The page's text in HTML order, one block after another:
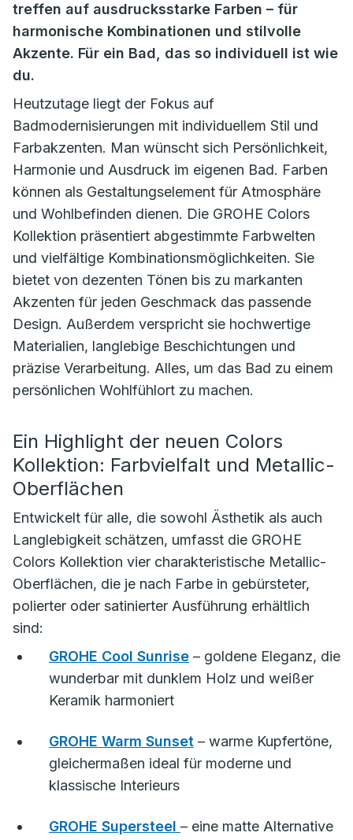
treffen auf ausdrucksstarke Farben – für
harmonische Kombinationen und stilvolle
Akzente. Für ein Bad, das so individuell ist wie
du.
Heutzutage liegt der Fokus auf
Badmodernisierungen mit individuellem Stil und
Farbakzenten. Man wünscht sich Persönlichkeit,
Harmonie und Ausdruck im eigenen Bad. Farben
können als Gestaltungselement für Atmosphäre
und Wohlbefinden dienen. Die GROHE Colors
Kollektion präsentiert abgestimmte Farbwelten
und vielfältige Kombinationsmöglichkeiten. Sie
bietet von dezenten Tönen bis zu markanten
Akzenten für jeden Geschmack das passende
Design. Außerdem verspricht sie hochwertige
Materialien, langlebige Beschichtungen und
präzise Verarbeitung. Alles, um das Bad zu einem
persönlichen Wohlfühlort zu machen.
Ein Highlight der neuen Colors
Kollektion: Farbvielfalt und Metallic-
Oberflächen
Entwickelt für alle, die sowohl Ästhetik als auch
Langlebigkeit schätzen, umfasst die GROHE
Colors Kollektion vier charakteristische Metallic-
Oberflächen, die je nach Farbe in gebürsteter,
polierter oder satinierter Ausführung erhältlich
sind:
GROHE Cool Sunrise – goldene Eleganz, die
wunderbar mit dunklem Holz und weißer
Keramik harmoniert
GROHE Warm Sunset – warme Kupfertöne,
gleichermaßen ideal für moderne und
klassische Interieurs
GROHE Supersteel – eine matte Alternative